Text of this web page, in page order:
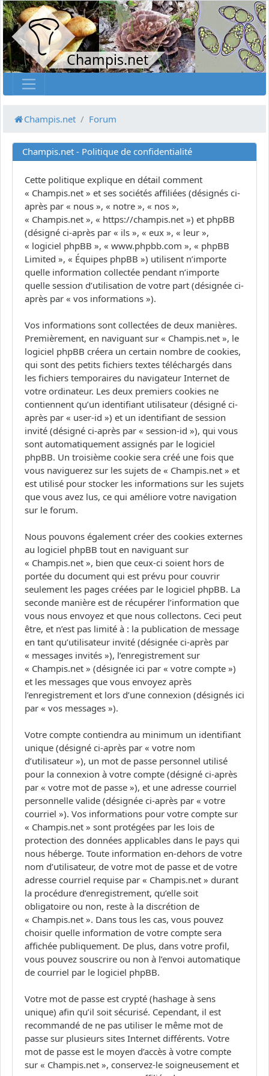
Champis.net
Champis.net Forum
Champis.net - Politique de confidentialité
Cette politique explique en détail comment
« Champis.net » et ses sociétés affiliées (désignés ci-
après par « nous », « notre », « nos »,
« Champis.net », « https://champis.net ») et phpBB
(désigné ci-après par « ils », « eux », « leur »,
« logiciel phpBB », « www.phpbb.com », « phpBB
Limited », « Équipes phpBB ») utilisent n’importe
quelle information collectée pendant n’importe
quelle session d’utilisation de votre part (désignée ci-
après par « vos informations »).
Vos informations sont collectées de deux manières.
Premièrement, en naviguant sur « Champis.net », le
logiciel phpBB créera un certain nombre de cookies,
qui sont des petits fichiers textes téléchargés dans
les fichiers temporaires du navigateur Internet de
votre ordinateur. Les deux premiers cookies ne
contiennent qu’un identifiant utilisateur (désigné ci-
après par « user-id ») et un identifiant de session
invité (désigné ci-après par « session-id »), qui vous
sont automatiquement assignés par le logiciel
phpBB. Un troisième cookie sera créé une fois que
vous naviguerez sur les sujets de « Champis.net » et
est utilisé pour stocker les informations sur les sujets
que vous avez lus, ce qui améliore votre navigation
sur le forum.
Nous pouvons également créer des cookies externes
au logiciel phpBB tout en naviguant sur
« Champis.net », bien que ceux-ci soient hors de
portée du document qui est prévu pour couvrir
seulement les pages créées par le logiciel phpBB. La
seconde manière est de récupérer l’information que
vous nous envoyez et que nous collectons. Ceci peut
être, et n’est pas limité à : la publication de message
en tant qu’utilisateur invité (désignée ci-après par
« messages invités »), l’enregistrement sur
« Champis.net » (désignée ici par « votre compte »)
et les messages que vous envoyez après
l’enregistrement et lors d’une connexion (désignés ici
par « vos messages »).
Votre compte contiendra au minimum un identifiant
unique (désigné ci-après par « votre nom
d’utilisateur »), un mot de passe personnel utilisé
pour la connexion à votre compte (désigné ci-après
par « votre mot de passe »), et une adresse courriel
personnelle valide (désignée ci-après par « votre
courriel »). Vos informations pour votre compte sur
« Champis.net » sont protégées par les lois de
protection des données applicables dans le pays qui
nous héberge. Toute information en-dehors de votre
nom d’utilisateur, de votre mot de passe et de votre
adresse courriel requise par « Champis.net » durant
la procédure d’enregistrement, qu’elle soit
obligatoire ou non, reste à la discrétion de
« Champis.net ». Dans tous les cas, vous pouvez
choisir quelle information de votre compte sera
affichée publiquement. De plus, dans votre profil,
vous pouvez souscrire ou non à l’envoi automatique
de courriel par le logiciel phpBB.
Votre mot de passe est crypté (hashage à sens
unique) afin qu’il soit sécurisé. Cependant, il est
recommandé de ne pas utiliser le même mot de
passe sur plusieurs sites Internet différents. Votre
mot de passe est le moyen d’accès à votre compte
sur « Champis.net », conservez-le soigneusement et